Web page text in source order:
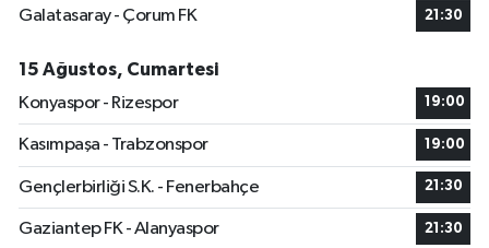
Galatasaray - Çorum FK
21:30
15 Ağustos, Cumartesi
Konyaspor - Rizespor
19:00
Kasımpaşa - Trabzonspor 19:00
Gençlerbirliği S.K. - Fenerbahçe 21:30
Gaziantep FK - Alanyaspor 21:30